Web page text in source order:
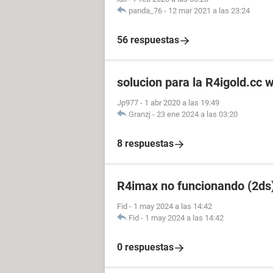
panda_76 - 12 mar 2021 a las 23:24
56 respuestas
solucion para la R4igold.cc
Jp977 - 1 abr 2020 a las 19:49
Granzj - 23 ene 2024 a las 03:20
8 respuestas
R4imax no funcionando
Fid - 1 may 2024 a las 14:42
Fid - 1 may 2024 a las 14:42
0 respuestas